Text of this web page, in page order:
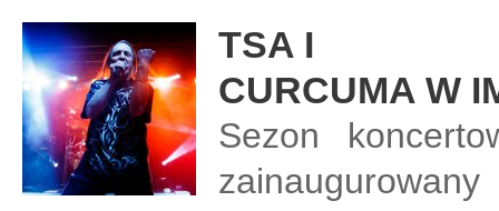
TSA I
CURCUMA W
Sezon